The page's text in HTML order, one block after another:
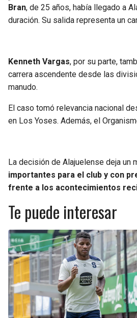
Bran, de 25 años, había llegado a
duración. Su salida representa un
Kenneth Vargas, por su parte,
carrera ascendente desde las
manudo.
El caso tomó relevancia nacional
en Los Yoses. Además, el
La decisión de Alajuelense deja un
importantes para el club y con
frente a los acontecimientos
Te puede interesar